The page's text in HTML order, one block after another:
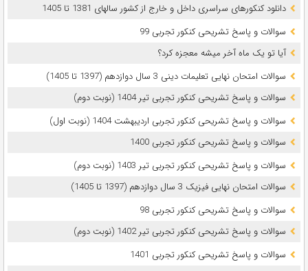
دانلود کنکورهای سراسری داخل و خارج از کشور سالهای 1381 تا 1405
سوالات و پاسخ تشریحی کنکور تجربی 99
آیا تو یک ماه آخر میشه معجزه کرد؟
سوالات امتحان نهایی تعلیمات دینی 3 سال دوازدهم (1397 تا 1405)
سوالات و پاسخ تشریحی کنکور تجربی تیر 1404 (نوبت دوم)
سوالات و پاسخ تشریحی کنکور تجربی اردیبهشت 1404 (نوبت اول)
سوالات و پاسخ تشریحی کنکور تجربی 1400
سوالات و پاسخ تشریحی کنکور تجربی تیر 1403 (نوبت دوم)
سوالات امتحان نهایی فیزیک 3 سال دوازدهم (1397 تا 1405)
سوالات و پاسخ تشریحی کنکور تجربی 98
سوالات و پاسخ تشریحی کنکور تجربی تیر 1402 (نوبت دوم)
سوالات و پاسخ تشریحی کنکور تجربی 1401